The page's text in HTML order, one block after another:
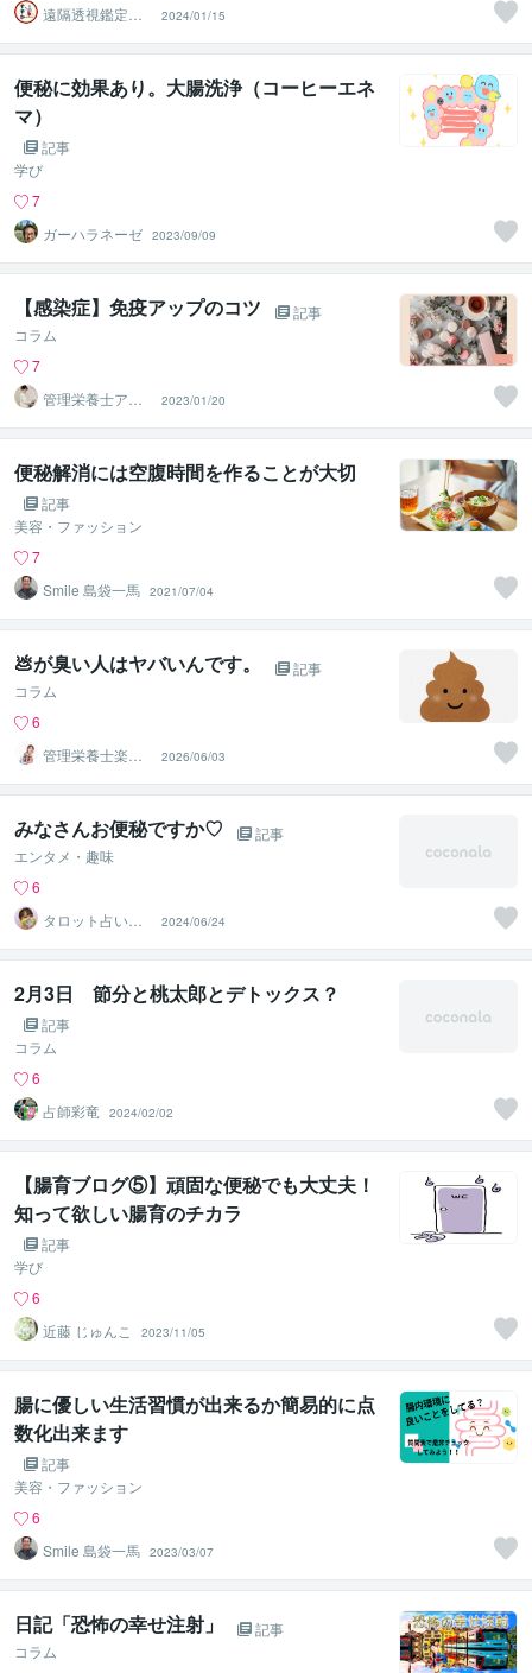
遠隔透視鑑定
師・すずか✡
2024/01/15
便秘に効果あり。大腸洗浄（コーヒーエネ
マ）
記事
学び
7
ガーハラネーゼ 2023/09/09
【感染症】免疫アップのコツ
記事
コラム
7
管理栄養士アオ
イ 村中一帆ママ
が楽する食
2023/01/20
便秘解消には空腹時間を作ることが大切
記事
美容・ファッション
7
Smile 島袋一馬 2021/07/04
💩が臭い人はヤバいんです。
記事
コラム
6
管理栄養士楽ち
ゃん
2026/06/03
みなさんお便秘ですか♡
記事
エンタメ・趣味
6
タロット占い♡
藍子♡
2024/06/24
2月3日 節分と桃太郎とデトックス？
記事
コラム
6
占師彩竜
2024/02/02
【腸育ブログ⑤】頑固な便秘でも大丈夫！
知って欲しい腸育のチカラ
記事
学び
6
近藤 じゅんこ
2023/11/05
腸に優しい生活習慣が出来るか簡易的に点
数化出来ます
記事
美容・ファッション
6
Smile 島袋一馬 2023/03/07
日記「恐怖の幸せ注射」
記事
コラム